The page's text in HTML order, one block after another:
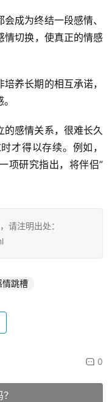
成为终结一段感情、
情切换，使真正的情感
养长期的相互承诺，
的感情关系，很难长久
才得以存续。例如，
项研究指出，将伴侣”
请注明出处：
情跳槽
0